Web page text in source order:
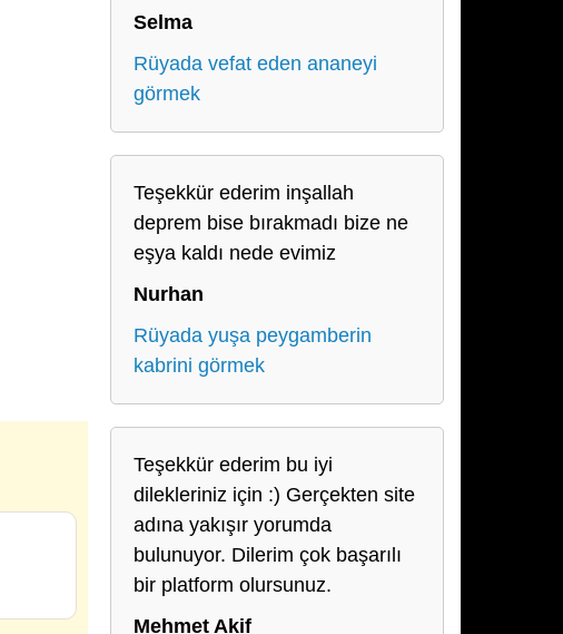
Selma
Rüyada vefat eden ananeyi
görmek
Teşekkür ederim inşallah
deprem bise bırakmadı bize ne
eşya kaldı nede evimiz
Nurhan
Rüyada yuşa peygamberin
kabrini görmek
Teşekkür ederim bu iyi
dilekleriniz için :) Gerçekten site
adına yakışır yorumda
bulunuyor. Dilerim çok başarılı
bir platform olursunuz.
Mehmet Akif